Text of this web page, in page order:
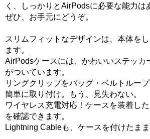
く、しっかりとAirPodsに必要な能力は
ぜひ、お手元にどうぞ。
スリムフィットなデザインは、本体を
ます。
AirPodsケースには、かわいいステッカ
がついています。
リングクリップをバッグ・ベルトルー
簡単に取り付け。もう、見失わない。
ワイヤレス充電対応！ケースを装着し
を確認できます。
Lightning Cableも、ケースを付けたまま